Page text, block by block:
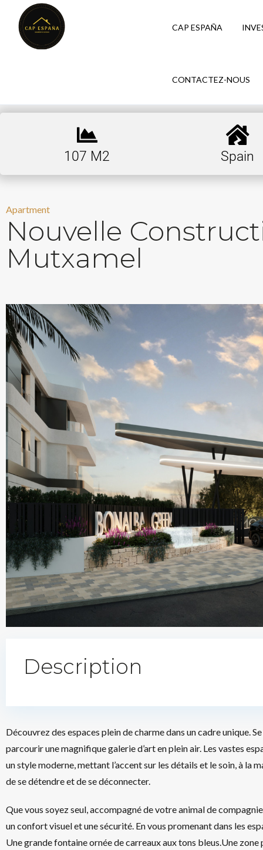
CAP ESPAÑA
CONTACTEZ-NOUS
107 M2 Spain
Apartment
Nouvelle
Mutxamel
Description
Découvrez des espaces plein de charme dans un cadre unique.
parcourir une magnifique galerie d’art en plein air. Les vastes
un style moderne, mettant l’accent sur les détails et le soin, à la
de se détendre et de se déconnecter.
Que vous soyez seul, accompagné de votre animal de
un confort visuel et une sécurité. En vous promenant dans les
Une grande fontaine ornée de carreaux aux tons bleus.Une